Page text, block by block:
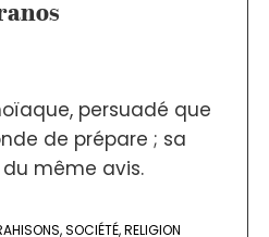
persuadé que
de prépare ; sa
même avis.
,SOCIÉTÉ,RELIGION